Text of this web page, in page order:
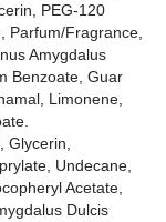
PEG-120
Parfum/Fragrance,
Amygdalus
Benzoate, Guar
Limonene,
Glycerin,
Undecane,
Acetate,
Dulcis